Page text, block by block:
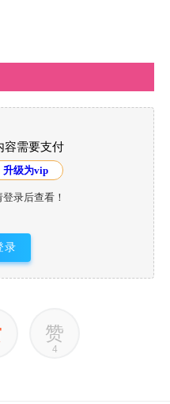
容需要支付
升级为vip
录后查看！
录
赞
4